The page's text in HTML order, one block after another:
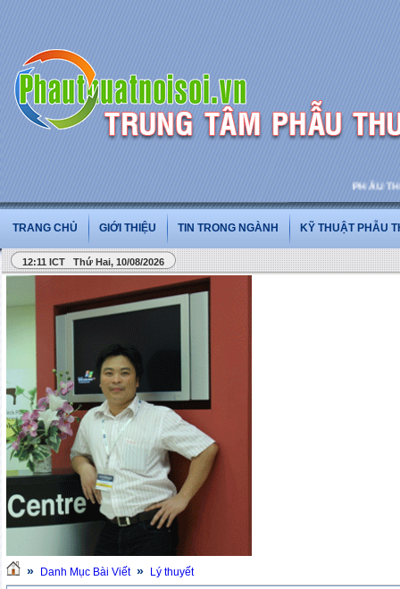
PHẪU
TRANG CHỦ GIỚI THIỆU TIN TRONG NGÀNH KỸ THUẬT PHẪU
12:11 ICT Thứ Hai, 10/08/2026
» Danh Mục Bài Viết » Lý thuyết